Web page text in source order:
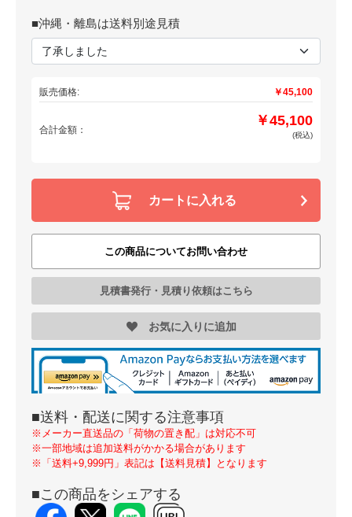
■沖縄・離島は送料別途見積
販売価格: ￥45,100
合計金額：
￥45,100
(税込)
カートに入れる
この商品についてお問い合わせ
見積書発行・見積り依頼はこちら
お気に入りに追加
■送料・配送に関する注意事項
※メーカー直送品の「荷物の置き配」は対応不可
※一部地域は追加送料がかかる場合があります
※「送料+9,999円」表記は【送料見積】となります
■この商品をシェアする